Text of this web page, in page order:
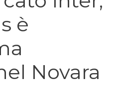
è
Novara